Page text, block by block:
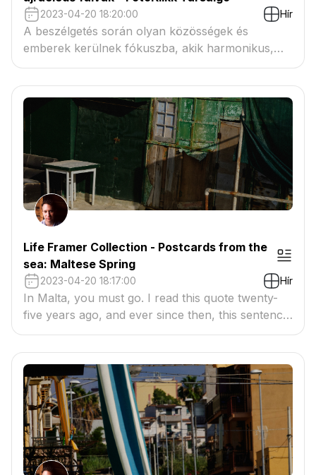
2023-04-20 18:20:00 Hír
A beszélgetés során olyan közösségek és
emberek kerülnek fókuszba, akik harmonikus,
fenntartható módon közelítenek a természethez.
Olyan életformára törekszenek, amely nem
kizsákmányolja azt, hanem elősegíti megújulását,
vagy az eredeti állapot megőrzését. Moderátor:
Kopin Kata, kurátor
Life Framer Collection - Postcards from the
sea: Maltese Spring
2023-04-20 18:17:00 Hír
In Malta, you must go. I read this quote twenty-
five years ago, and ever since then, this sentence
comes to my mind whenever I think of the tiny
island or visit it. László Gábor Belicza's pictures
also evoke the atmosphere of wandering around
seemingly aimlessly, capturing small everyday
scenes and